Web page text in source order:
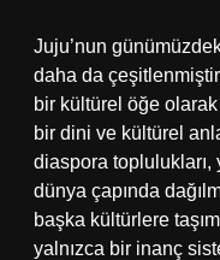
Juju’nun
daha da
bir kültürel öğe
bir dini ve kültürel
diaspora toplulukları,
dünya çapında
başka kültürlere
yalnızca bir inanç